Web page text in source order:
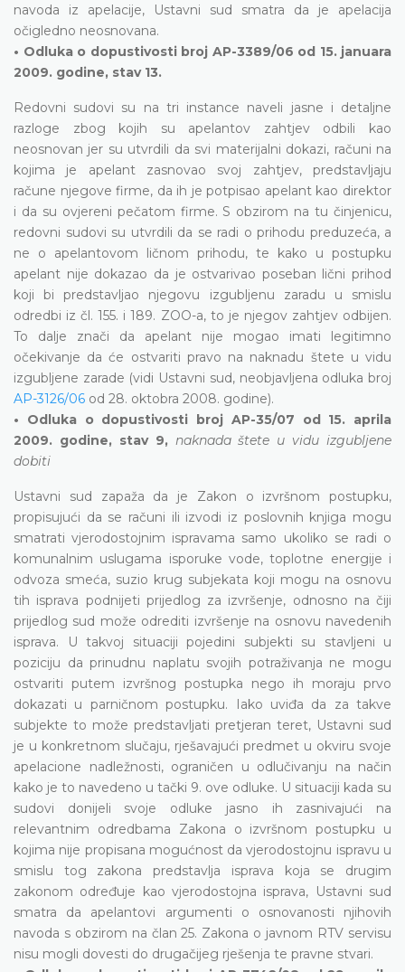
navoda iz apelacije, Ustavni sud smatra da je apelacija
očigledno neosnovana.
• Odluka o dopustivosti broj AP-3389/06 od 15. januara
2009. godine, stav 13.
Redovni sudovi su na tri instance naveli jasne i detaljne
razloge zbog kojih su apelantov zahtjev odbili kao
neosnovan jer su utvrdili da svi materijalni dokazi, računi na
kojima je apelant zasnovao svoj zahtjev, predstavljaju
račune njegove firme, da ih je potpisao apelant kao direktor
i da su ovjereni pečatom firme. S obzirom na tu činjenicu,
redovni sudovi su utvrdili da se radi o prihodu preduzeća, a
ne o apelantovom ličnom prihodu, te kako u postupku
apelant nije dokazao da je ostvarivao poseban lični prihod
koji bi predstavljao njegovu izgubljenu zaradu u smislu
odredbi iz čl. 155. i 189. ZOO-a, to je njegov zahtjev odbijen.
To dalje znači da apelant nije mogao imati legitimno
očekivanje da će ostvariti pravo na naknadu štete u vidu
izgubljene zarade (vidi Ustavni sud, neobjavljena odluka broj
AP-3126/06 od 28. oktobra 2008. godine).
• Odluka o dopustivosti broj AP-35/07 od 15. aprila
2009. godine, stav 9, naknada štete u vidu izgubljene
dobiti
Ustavni sud zapaža da je Zakon o izvršnom postupku,
propisujući da se računi ili izvodi iz poslovnih knjiga mogu
smatrati vjerodostojnim ispravama samo ukoliko se radi o
komunalnim uslugama isporuke vode, toplotne energije i
odvoza smeća, suzio krug subjekata koji mogu na osnovu
tih isprava podnijeti prijedlog za izvršenje, odnosno na čiji
prijedlog sud može odrediti izvršenje na osnovu navedenih
isprava. U takvoj situaciji pojedini subjekti su stavljeni u
poziciju da prinudnu naplatu svojih potraživanja ne mogu
ostvariti putem izvršnog postupka nego ih moraju prvo
dokazati u parničnom postupku. Iako uviđa da za takve
subjekte to može predstavljati pretjeran teret, Ustavni sud
je u konkretnom slučaju, rješavajući predmet u okviru svoje
apelacione nadležnosti, ograničen u odlučivanju na način
kako je to navedeno u tački 9. ove odluke. U situaciji kada su
sudovi donijeli svoje odluke jasno ih zasnivajući na
relevantnim odredbama Zakona o izvršnom postupku u
kojima nije propisana mogućnost da vjerodostojnu ispravu u
smislu tog zakona predstavlja isprava koja se drugim
zakonom određuje kao vjerodostojna isprava, Ustavni sud
smatra da apelantovi argumenti o osnovanosti njihovih
navoda s obzirom na član 25. Zakona o javnom RTV servisu
nisu mogli dovesti do drugačijeg rješenja te pravne stvari.